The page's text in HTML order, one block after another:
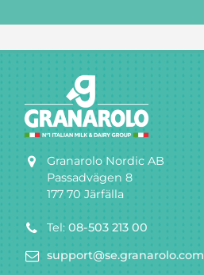
Granarolo Nordic AB
Passadvägen 8
177 70 Järfälla
Tel: 08-503 213 00
support@se.granarolo.com